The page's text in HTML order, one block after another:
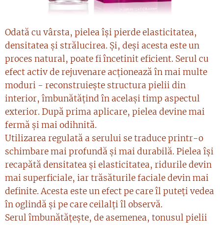
Odată cu vârsta, pielea își pierde elasticitatea,
densitatea și strălucirea. Și, deși acesta este un
proces natural, poate fi încetinit eficient. Serul cu
efect activ de rejuvenare acționează în mai multe
moduri - reconstruiește structura pielii din
interior, îmbunătățind în același timp aspectul
exterior. După prima aplicare, pielea devine mai
fermă și mai odihnită.
Utilizarea regulată a serului se traduce printr-o
schimbare mai profundă și mai durabilă. Pielea își
recapătă densitatea și elasticitatea, ridurile devin
mai superficiale, iar trăsăturile faciale devin mai
definite. Acesta este un efect pe care îl puteți vedea
în oglindă și pe care ceilalți îl observă.
Serul îmbunătățește, de asemenea, tonusul pielii